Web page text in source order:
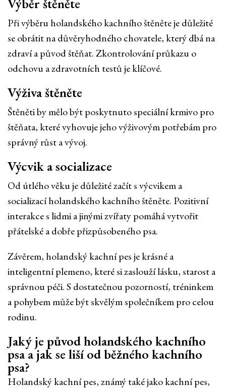
Výběr štěněte
Při výběru holandského kachního štěněte je důležité
se obrátit na důvěryhodného chovatele, který dbá na
zdraví a původ štěňat. Zkontrolování průkazu o
odchovu a zdravotních testů je klíčové.
Výživa štěněte
Štěněti by mělo být poskytnuto speciální krmivo pro
štěňata, které vyhovuje jeho výživovým potřebám pro
správný růst a vývoj.
Výcvik a socializace
Od útlého věku je důležité začít s výcvikem a
socializací holandského kachního štěněte. Pozitivní
interakce s lidmi a jinými zvířaty pomáhá vytvořit
přátelské a dobře přizpůsobeného psa.
Závěrem, holandský kachní pes je krásné a
inteligentní plemeno, které si zaslouží lásku, starost a
správnou péči. S dostatečnou pozorností, tréninkem
a pohybem může být skvělým společníkem pro celou
rodinu.
Jaký je původ holandského kachního
psa a jak se liší od běžného kachního
psa?
Holandský kachní pes, známý také jako kachní pes,